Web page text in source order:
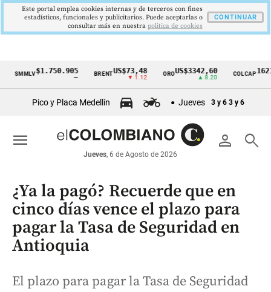
Cintillo
económicos
Colombia
$1.750.905 BRENT US$73,48
▼ 1.12
ORO US$3342,60 COLCAP1621,34
Pico y Placa Medellín Jueves 3 y 6 3 y 6
person search
Jueves, 6 de Agosto de 2026
menu
¿Ya la pagó? Recuerde que en
cinco días vence el plazo para
pagar la Tasa de Seguridad en
Antioquia
El plazo para pagar la Tasa de Seguridad
Este portal emplea cookies internas y de terceros con fines
estadísticos, funcionales y publicitarios. Puede aceptarlas o
consultar más en nuestra politica de cookies
CONTINUAR